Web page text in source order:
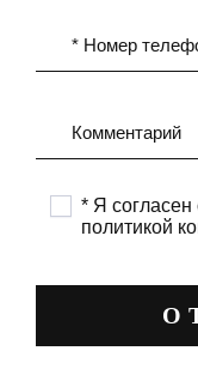
* Номер
Комментарий
* Я согласен
политикой